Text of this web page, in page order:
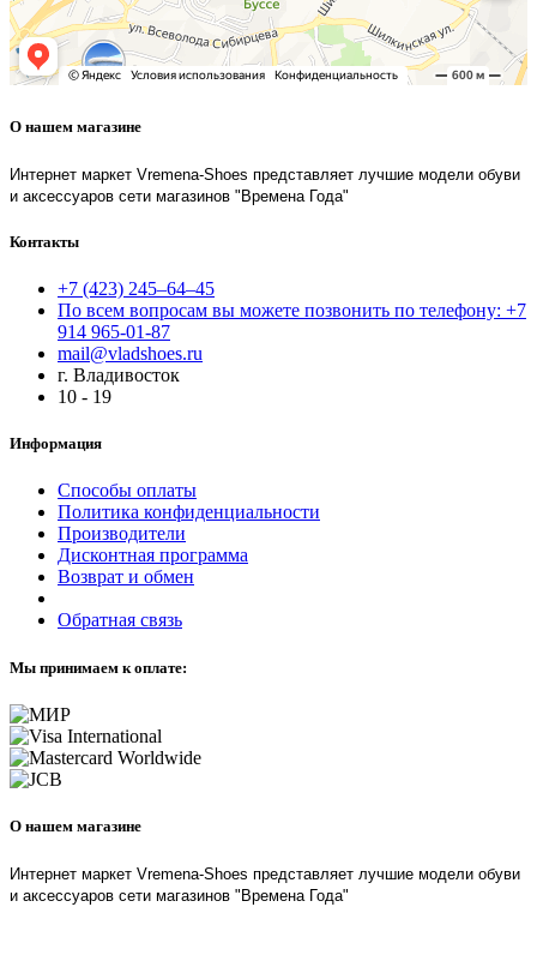
О нашем магазине
Интернет маркет Vremena-Shoes представляет лучшие модели обуви
и аксессуаров сети магазинов "Времена Года"
Контакты
+7 (423) 245–64–45
По всем вопросам вы можете позвонить по телефону: +7
914 965-01-87
mail@vladshoes.ru
г. Владивосток
10 - 19
Информация
Способы оплаты
Политика конфиденциальности
Производители
Дисконтная программа
Возврат и обмен
Обратная связь
Мы принимаем к оплате:
О нашем магазине
Интернет маркет Vremena-Shoes представляет лучшие модели обуви
и аксессуаров сети магазинов "Времена Года"